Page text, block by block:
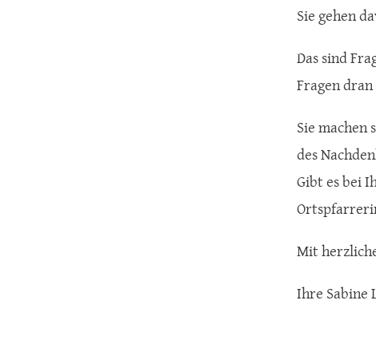
Sie gehen
Das sind
Fragen
Sie machen
des
Gibt es bei
Mit
Ihre Sabine